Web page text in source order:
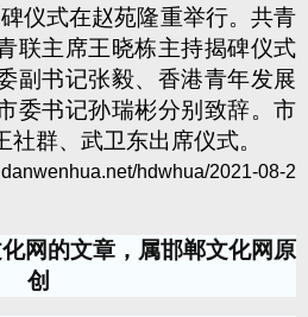
仪式在赵苑隆重举行。共青
联主席王晓栋主持揭碑仪式
副书记张毅、香港青年发展
委书记孙瑞彬分别致辞。市
群、武卫东出席仪式。
hdwhua/2021-08-2
网的文章，属邯郸文化网原
创